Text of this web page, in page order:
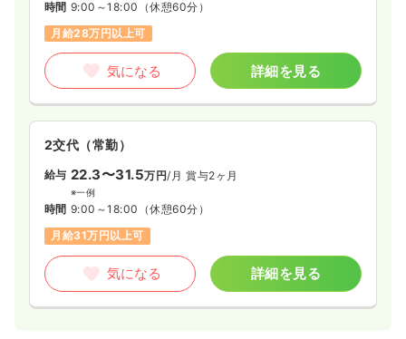
時間 9:00～18:00 （休憩60分）
月給28万円以上可
気になる 詳細を見る
2交代（常勤）
給与 22.3〜31.5万円/月 賞与2ヶ月
※一例
時間 9:00～18:00 （休憩60分）
月給31万円以上可
気になる 詳細を見る